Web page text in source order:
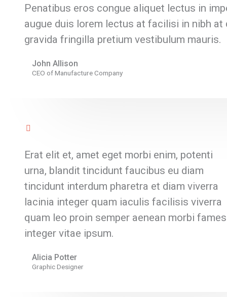
Penatibus eros congue aliquet lectus in
augue duis lorem lectus at facilisi in nibh
gravida fringilla pretium vestibulum mauris.
John Allison
CEO of Manufacture Company
Erat elit et, amet eget morbi enim, potenti
urna, blandit tincidunt faucibus eu diam
tincidunt interdum pharetra et diam viverra
lacinia integer quam iaculis facilisis viverra
quam leo proin semper aenean morbi fames
integer vitae ipsum.
Alicia Potter
Graphic Designer